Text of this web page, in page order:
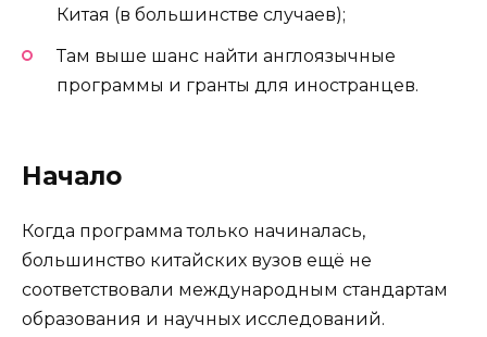
Китая (в большинстве случаев);
Там выше шанс найти англоязычные
программы и гранты для иностранцев.
Начало
Когда программа только начиналась,
большинство китайских вузов ещё не
соответствовали международным стандартам
образования и научных исследований.